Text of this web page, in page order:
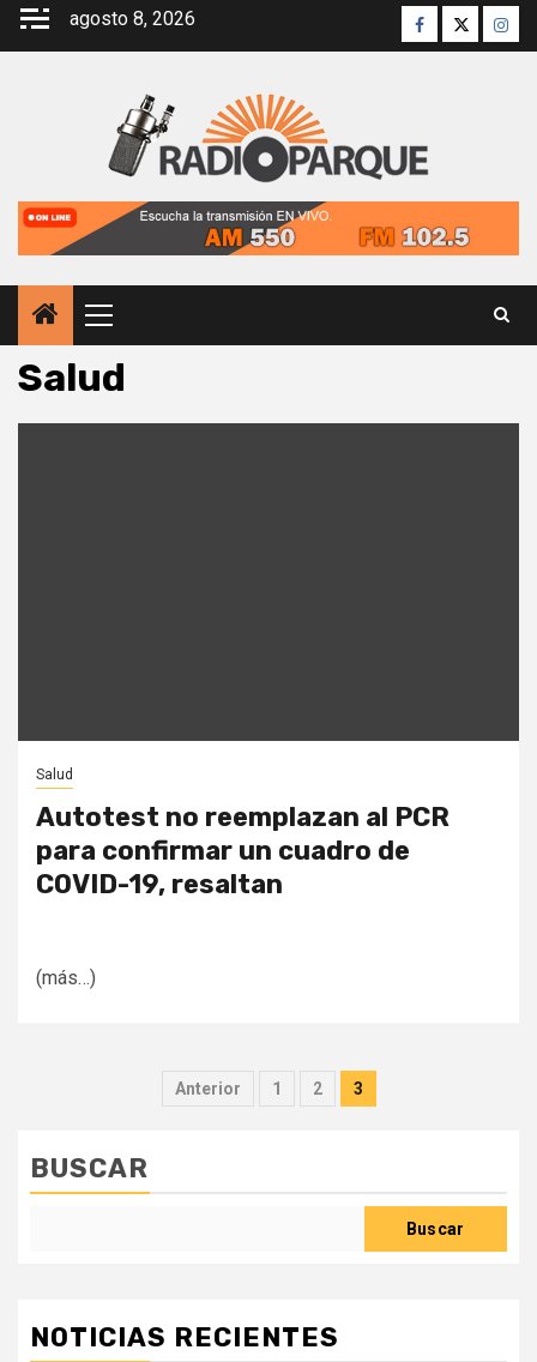
Saltar
agosto 8, 2026 Facebook
Twitter
Menú
principal
Salud
Salud
Autotest no reemplazan al PCR
para confirmar un cuadro de
COVID-19, resaltan
(más…)
Paginación
Anterior 1 2 3
BUSCAR
Buscar
NOTICIAS RECIENTES